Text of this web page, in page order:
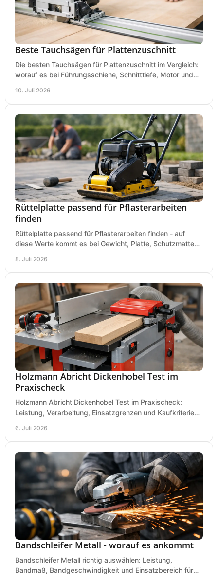
Beste Tauchsägen für Plattenzuschnitt
Die besten Tauchsägen für Plattenzuschnitt im Vergleich:
worauf es bei Führungsschiene, Schnitttiefe, Motor und
10. Juli 2026
Rüttelplatte passend für Pflasterarbeiten
finden
Rüttelplatte passend für Pflasterarbeiten finden - auf
diese Werte kommt es bei Gewicht, Platte, Schutzmatte
8. Juli 2026
Holzmann Abricht Dickenhobel Test im
Praxischeck
Holzmann Abricht Dickenhobel Test im Praxischeck:
Leistung, Verarbeitung, Einsatzgrenzen und Kaufkriterien
6. Juli 2026
Bandschleifer Metall - worauf es ankommt
Bandschleifer Metall richtig auswählen: Leistung,
Bandmaß, Bandgeschwindigkeit und Einsatzbereich für